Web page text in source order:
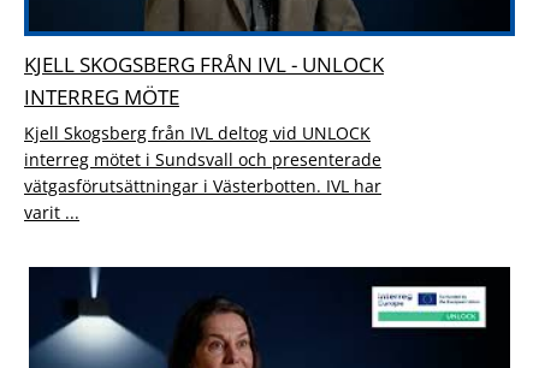
KJELL SKOGSBERG FRÅN IVL - UNLOCK
INTERREG MÖTE
Kjell Skogsberg från IVL deltog vid UNLOCK
interreg mötet i Sundsvall och presenterade
vätgasförutsättningar i Västerbotten. IVL har
varit ...